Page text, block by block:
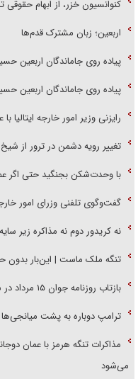
کنوانسیون خزر، از ابهام حقوقی
اربعین؛ زبان مشترک قدم‌ها
پیاده روی جاماندگان اربعین
پیاده روی جاماندگان اربعین
رایزنی وزیر امور خارجه ایتالیا
تغییر رویه دشمن در ترور از
با وحدت‌شکن بجنگید حتی اگر
گفت‌وگوی تلفنی وزرای امور
نه کریدور دوم نه مذاکره زیر
تنگه ملک ماست | این‌بار بدون
بازتاب روزنامه جوان ۱۵ مرداد در شبکه خبر
ترامپ دوباره به پشت
مذاکرات تنگه هرمز با عمان
می‌شود